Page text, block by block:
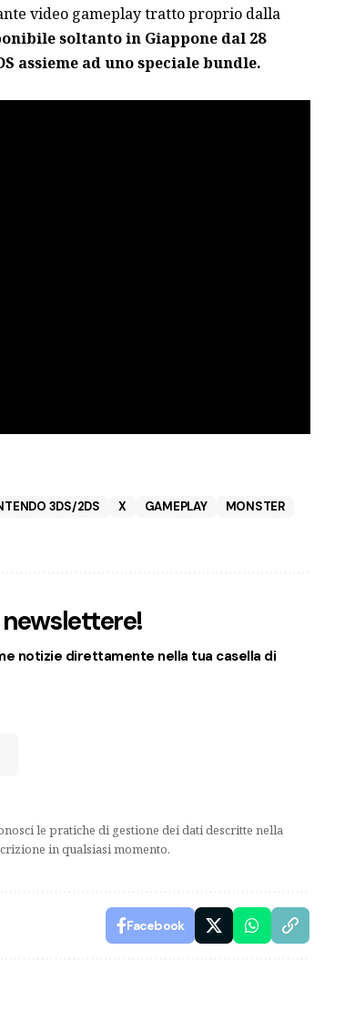
video gameplay tratto proprio dalla
soltanto in Giappone dal 28
assieme ad uno speciale bundle.
3DS/2DS X GAMEPLAY
MONSTER
notizie direttamente nella tua casella di
le pratiche di gestione dei dati descritte nella
in qualsiasi momento.
Facebook